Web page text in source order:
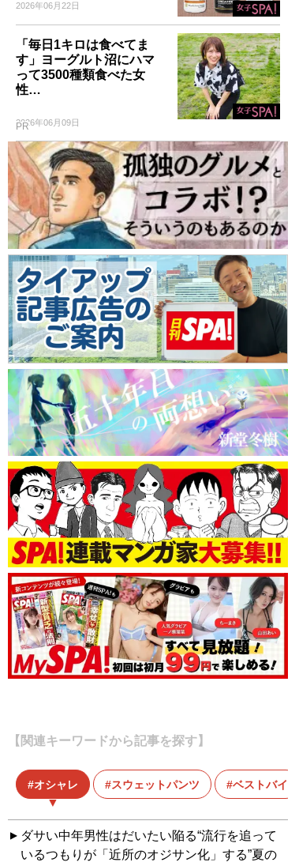
2026年06月22日
「毎日1キロは食べてま
す」ヨーグルト沼にハマ
って3500種類食べた女
性…
2026年06月09日
PR
【関連キーワードから記事を探す】
オシャレ スウェットパンツ ベストバイ
ダサい中年男性はだいたい陥る“流行を追って
いるつもりが「近所のオジサン化」する”夏の